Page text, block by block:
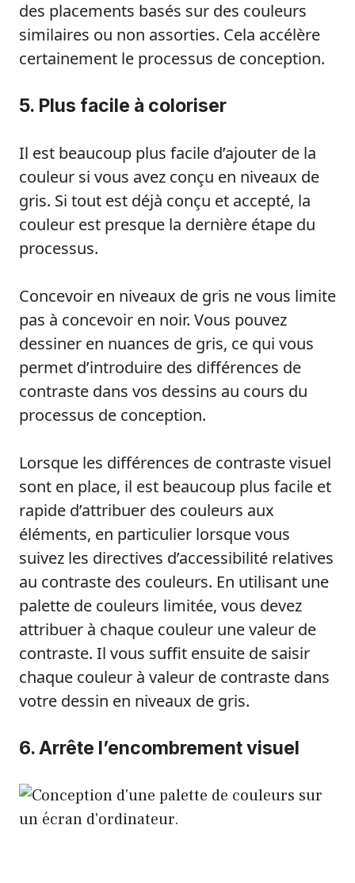
des placements basés sur des couleurs
similaires ou non assorties. Cela accélère
certainement le processus de conception.
5. Plus facile à coloriser
Il est beaucoup plus facile d’ajouter de la
couleur si vous avez conçu en niveaux de
gris. Si tout est déjà conçu et accepté, la
couleur est presque la dernière étape du
processus.
Concevoir en niveaux de gris ne vous limite
pas à concevoir en noir. Vous pouvez
dessiner en nuances de gris, ce qui vous
permet d’introduire des différences de
contraste dans vos dessins au cours du
processus de conception.
Lorsque les différences de contraste visuel
sont en place, il est beaucoup plus facile et
rapide d’attribuer des couleurs aux
éléments, en particulier lorsque vous
suivez les directives d’accessibilité relatives
au contraste des couleurs. En utilisant une
palette de couleurs limitée, vous devez
attribuer à chaque couleur une valeur de
contraste. Il vous suffit ensuite de saisir
chaque couleur à valeur de contraste dans
votre dessin en niveaux de gris.
6. Arrête l’encombrement visuel